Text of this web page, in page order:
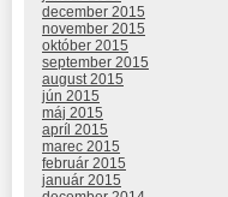
december 2015
november 2015
október 2015
september 2015
august 2015
jún 2015
máj 2015
apríl 2015
marec 2015
február 2015
január 2015